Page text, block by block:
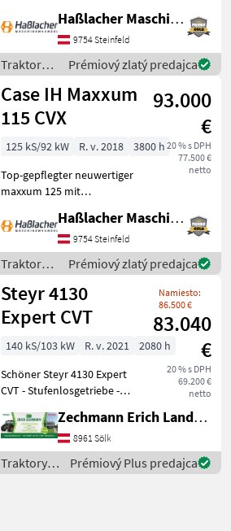
Hand. Kein
Lohnunternehmer – nur
am eigenen Betrieb
gelaufen. Durchgehend
gewartet, einsatzberei
Haßlacher Maschinenhandel
9754 Steinfeld
Traktory /
Case IH
Prémiový zlatý predajca
Case IH Maxxum
115 CVX
93.000
€
20 % s DPH
77.500 €
netto
125 kS/92 kW R. v. 2018
3800 h
Top-gepflegter neuwertiger
maxxum 125 mit
Hand. Kein
Lohnunternehmer – nur
am eigenen Betrieb
gelaufen. Durchgehend
gewartet, einsatzberei
Haßlacher Maschinenhandel
9754 Steinfeld
Traktory /
Case IH
Prémiový zlatý predajca
Steyr 4130
Expert CVT
Namiesto:
86.500 €
83.040
€
20 % s DPH
69.200 €
netto
140 kS/103 kW R. v. 2021
2080 h
Schöner Steyr 4130 Expert
CVT - Stufenlosgetriebe -
Kabinenfederung - 2-Leiter
Druckluft-Anhängerbremse
- LED-Arbeitsscheinwerfer -
Blit
Zechmann Erich Landmaschinen-Portalbau
8961 Sölk
Traktory /
Steyr
Prémiový Plus predajca